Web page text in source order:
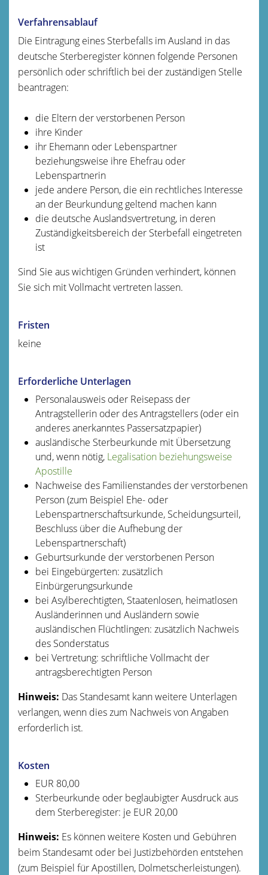
Verfahrensablauf
Die Eintragung eines Sterbefalls im Ausland in das
deutsche Sterberegister können folgende Personen
persönlich oder schriftlich bei der zuständigen Stelle
beantragen:
die Eltern der verstorbenen Person
ihre Kinder
ihr Ehemann oder Lebenspartner
beziehungsweise ihre Ehefrau oder
Lebenspartnerin
jede andere Person, die ein rechtliches Interesse
an der Beurkundung geltend machen kann
die deutsche Auslandsvertretung, in deren
Zuständigkeitsbereich der Sterbefall eingetreten
ist
Sind Sie aus wichtigen Gründen verhindert, können
Sie sich mit Vollmacht vertreten lassen.
Fristen
keine
Erforderliche Unterlagen
Personalausweis oder Reisepass der
Antragstellerin oder des Antragstellers (oder ein
anderes anerkanntes Passersatzpapier)
ausländische Sterbeurkunde mit Übersetzung
und, wenn nötig, Legalisation beziehungsweise
Apostille
Nachweise des Familienstandes der verstorbenen
Person (zum Beispiel Ehe- oder
Lebenspartnerschaftsurkunde, Scheidungsurteil,
Beschluss über die Aufhebung der
Lebenspartnerschaft)
Geburtsurkunde der verstorbenen Person
bei Eingebürgerten: zusätzlich
Einbürgerungsurkunde
bei Asylberechtigten, Staatenlosen, heimatlosen
Ausländerinnen und Ausländern sowie
ausländischen Flüchtlingen: zusätzlich Nachweis
des Sonderstatus
bei Vertretung: schriftliche Vollmacht der
antragsberechtigten Person
Hinweis: Das Standesamt kann weitere Unterlagen
verlangen, wenn dies zum Nachweis von Angaben
erforderlich ist.
Kosten
EUR 80,00
Sterbeurkunde oder beglaubigter Ausdruck aus
dem Sterberegister: je EUR 20,00
Hinweis: Es können weitere Kosten und Gebühren
beim Standesamt oder bei Justizbehörden entstehen
(zum Beispiel für Apostillen, Dolmetscherleistungen).